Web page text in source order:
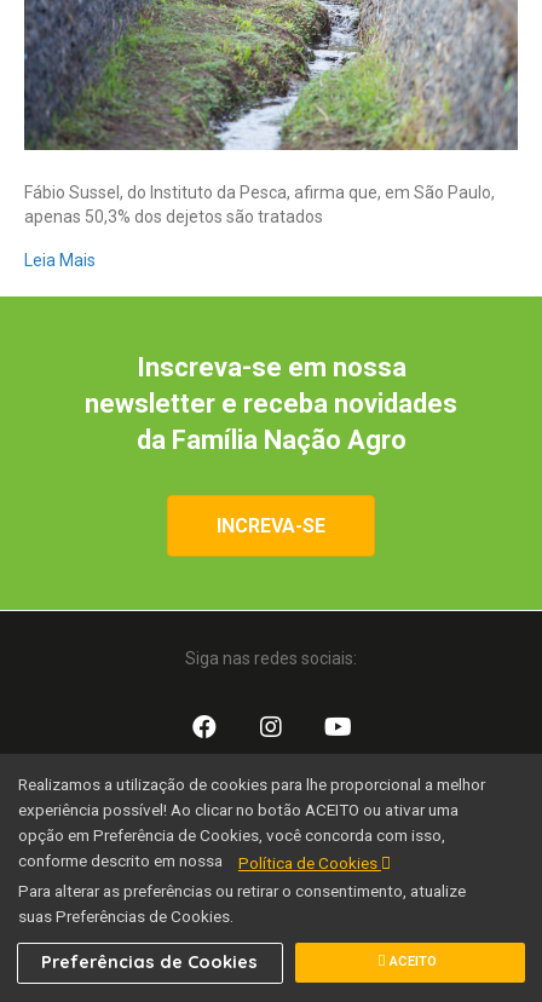
agro,
diz
pesquisador
Fábio Sussel, do Instituto da Pesca, afirma que, em São Paulo,
apenas 50,3% dos dejetos são tratados
Leia Mais
Inscreva-se em nossa
newsletter e receba novidades
da Família Nação Agro
INCREVA-SE
Siga nas redes sociais:
Uma iniciativa:
Família Nação Agro © 2020 Todos os direitos reservados.
Desenvolvido por SEOX
Realizamos a utilização de cookies para lhe proporcional a melhor
experiência possível! Ao clicar no botão ACEITO ou ativar uma
opção em Preferência de Cookies, você concorda com isso,
conforme descrito em nossa
Para alterar as preferências ou retirar o consentimento, atualize
suas Preferências de Cookies.
Política de Cookies
ACEITO
Preferências de Cookies